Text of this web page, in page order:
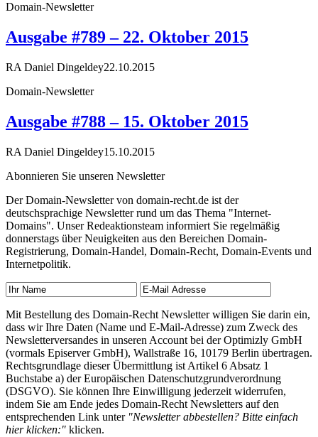
Domain-Newsletter
Ausgabe #789 – 22. Oktober 2015
RA Daniel Dingeldey22.10.2015
Domain-Newsletter
Ausgabe #788 – 15. Oktober 2015
RA Daniel Dingeldey15.10.2015
Abonnieren Sie unseren Newsletter
Der Domain-Newsletter von domain-recht.de ist der
deutschsprachige Newsletter rund um das Thema "Internet-
Domains". Unser Redeaktionsteam informiert Sie regelmäßig
donnerstags über Neuigkeiten aus den Bereichen Domain-
Registrierung, Domain-Handel, Domain-Recht, Domain-Events und
Internetpolitik.
Mit Bestellung des Domain-Recht Newsletter willigen Sie darin ein,
dass wir Ihre Daten (Name und E-Mail-Adresse) zum Zweck des
Newsletterversandes in unseren Account bei der Optimizly GmbH
(vormals Episerver GmbH), Wallstraße 16, 10179 Berlin übertragen.
Rechtsgrundlage dieser Übermittlung ist Artikel 6 Absatz 1
Buchstabe a) der Europäischen Datenschutzgrundverordnung
(DSGVO). Sie können Ihre Einwilligung jederzeit widerrufen,
indem Sie am Ende jedes Domain-Recht Newsletters auf den
entsprechenden Link unter "Newsletter abbestellen? Bitte einfach
hier klicken:" klicken.